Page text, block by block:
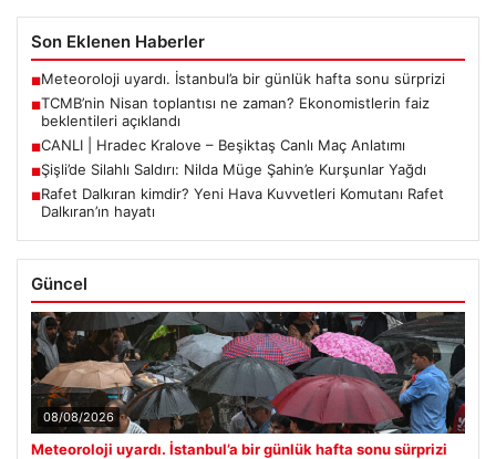
Son Eklenen Haberler
■Meteoroloji uyardı. İstanbul’a bir günlük hafta sonu sürprizi
■TCMB’nin Nisan toplantısı ne zaman? Ekonomistlerin faiz
beklentileri açıklandı
■CANLI | Hradec Kralove – Beşiktaş Canlı Maç Anlatımı
■Şişli’de Silahlı Saldırı: Nilda Müge Şahin’e Kurşunlar Yağdı
■Rafet Dalkıran kimdir? Yeni Hava Kuvvetleri Komutanı Rafet
Dalkıran’ın hayatı
Güncel
08/08/2026
Meteoroloji uyardı. İstanbul’a bir günlük hafta sonu sürprizi